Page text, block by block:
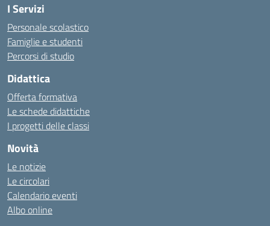
I Servizi
Personale scolastico
Famiglie e studenti
Percorsi di studio
Didattica
Offerta formativa
Le schede didattiche
I progetti delle classi
Novità
Le notizie
Le circolari
Calendario eventi
Albo online